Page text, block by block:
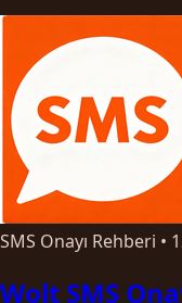
SMS Onayı Rehberi •
Wolt SMS